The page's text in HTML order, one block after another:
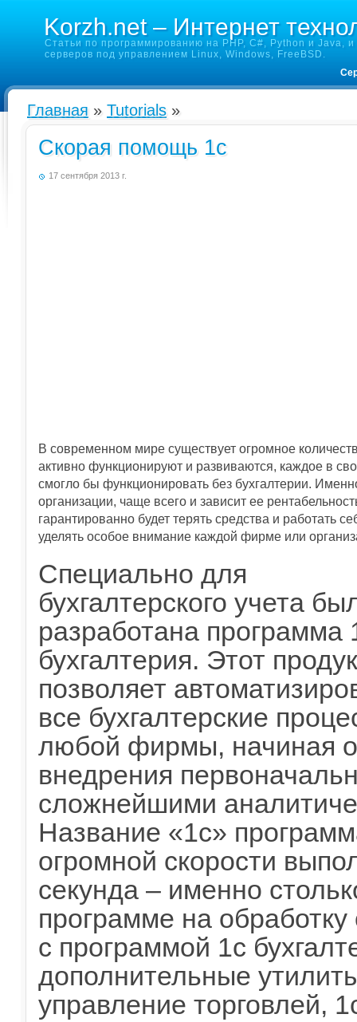
Korzh.net – Интернет
Статьи по программированию на PHP, C#, Python и Java,
серверов под управлением Linux, Windows, FreeBSD.
Главная » Tutorials »
Скорая помощь 1с
17 сентября 2013 г.
В современном мире существует огромное
активно функционируют и развиваются, каждое в
смогло бы функционировать без бухгалтерии.
организации, чаще всего и зависит ее
гарантированно будет терять средства и работать
уделять особое внимание каждой фирме или
Специально для
бухгалтерского учета
разработана программа
бухгалтерия. Этот
позволяет
все бухгалтерские
любой фирмы, начиная
внедрения
сложнейшими
Название «1с»
огромной скорости
секунда – именно
программе на обработку
с программой 1с
дополнительные
управление торговлей,